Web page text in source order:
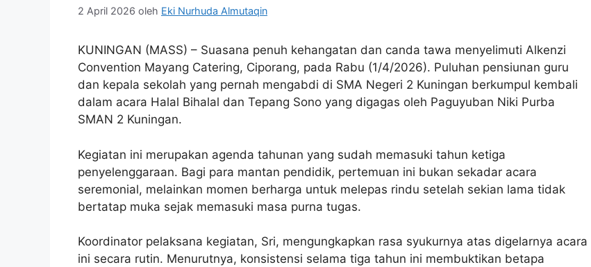
2 April 2026 oleh Eki Nurhuda Almutaqin
KUNINGAN (MASS) – Suasana penuh kehangatan dan canda tawa menyelimuti Alkenzi
Convention Mayang Catering, Ciporang, pada Rabu (1/4/2026). Puluhan pensiunan guru
dan kepala sekolah yang pernah mengabdi di SMA Negeri 2 Kuningan berkumpul kembali
dalam acara Halal Bihalal dan Tepang Sono yang digagas oleh Paguyuban Niki Purba
SMAN 2 Kuningan.
Kegiatan ini merupakan agenda tahunan yang sudah memasuki tahun ketiga
penyelenggaraan. Bagi para mantan pendidik, pertemuan ini bukan sekadar acara
seremonial, melainkan momen berharga untuk melepas rindu setelah sekian lama tidak
bertatap muka sejak memasuki masa purna tugas.
Koordinator pelaksana kegiatan, Sri, mengungkapkan rasa syukurnya atas digelarnya acara
ini secara rutin. Menurutnya, konsistensi selama tiga tahun ini membuktikan betapa